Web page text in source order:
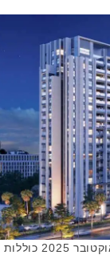
עסקאות שוק הנדל"ן בקריית אונו במהלך חודש אוקטובר 2025 כוללות